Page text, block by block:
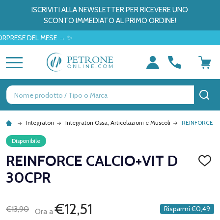
ISCRIVITI ALLA NEWSLETTER PER RICEVERE UNO
SCONTO IMMEDIATO AL PRIMO ORDINE!
DEL MESE → ✨
Ricerca
Integratori Integratori Ossa, Articolazioni e Muscoli REINFORCE
Disponibile
REINFORCE CALCIO+VIT D
30CPR
€13,90
Ora a€12,51 Risparmi €0,49